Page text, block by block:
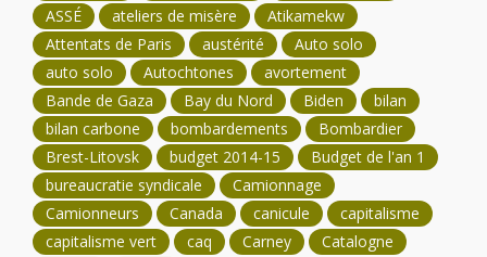
ASSÉ ateliers de misère
Atikamekw
Attentats de Paris
austérité
Auto solo
auto solo
Autochtones
avortement
Bande de Gaza
Bay du Nord Biden
bilan
bilan carbone
bombardements
Bombardier
Brest-Litovsk
budget 2014-15
Budget de l'an 1
bureaucratie syndicale
Camionnage
Camionneurs
Canada canicule
capitalisme
capitalisme vert
caq Carney
Catalogne